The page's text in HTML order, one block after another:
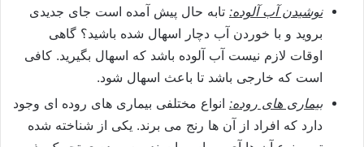
نوشیدن آب آلوده: تابه حال پیش آمده است جای جدیدی
بروید و با خوردن آب دچار اسهال شده باشید؟ گاهی
اوقات لازم نیست آب آلوده باشد که اسهال بگیرید. کافی
است که خارجی باشد تا باعث اسهال شود.
بیماری های روده: انواع مختلفی بیماری های روده ای وجود
دارد که افراد از آن ها رنج می برند. یکی از شناخته شده